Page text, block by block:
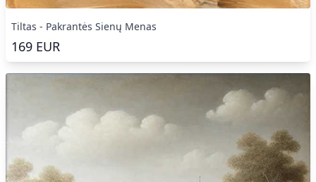
Tiltas - Pakrantės Sienų Menas
169 EUR